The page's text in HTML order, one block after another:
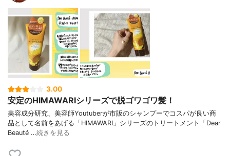
3.00
安定のHIMAWARIシリーズで脱ゴワゴワ髪！
美容成分研究、美容師Youtuberが市販のシャンプーでコスパが良い商
品として名前をあげる「HIMAWARI」シリーズのトリートメント「Dear
Beauté …続きを見る